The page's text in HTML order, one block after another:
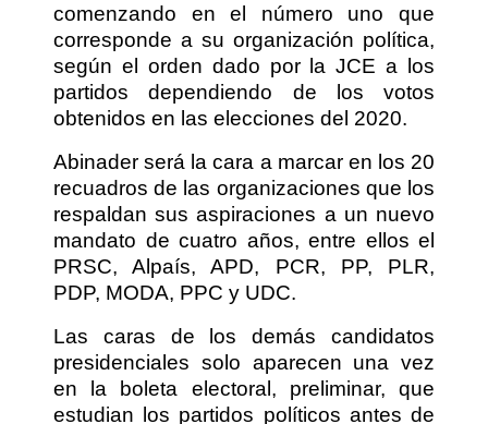
comenzando en el número uno que
corresponde a su organización política,
según el orden dado por la JCE a los
partidos dependiendo de los votos
obtenidos en las elecciones del 2020.
Abinader será la cara a marcar en los 20
recuadros de las organizaciones que los
respaldan sus aspiraciones a un nuevo
mandato de cuatro años, entre ellos el
PRSC, Alpaís, APD, PCR, PP, PLR,
PDP, MODA, PPC y UDC.
Las caras de los demás candidatos
presidenciales solo aparecen una vez
en la boleta electoral, preliminar, que
estudian los partidos políticos antes de